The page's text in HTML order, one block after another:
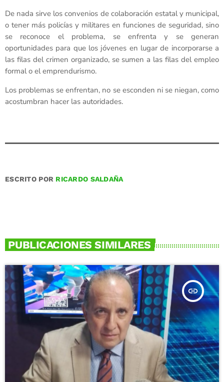
De nada sirve los convenios de colaboración estatal y municipal,
o tener más policías y militares en funciones de seguridad, sino
se reconoce el problema, se enfrenta y se generan
oportunidades para que los jóvenes en lugar de incorporarse a
las filas del crimen organizado, se sumen a las filas del empleo
formal o el emprendurismo.
Los problemas se enfrentan, no se esconden ni se niegan, como
acostumbran hacer las autoridades.
ESCRITO POR RICARDO SALDAÑA
PUBLICACIONES SIMILARES
insert_link